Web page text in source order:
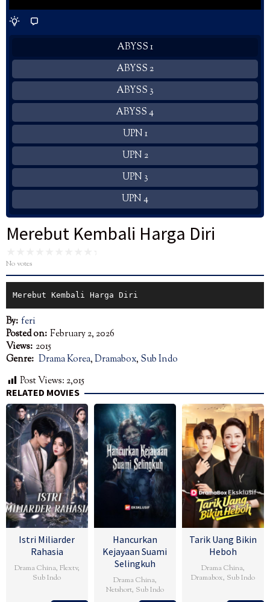
ABYSS 1
ABYSS 2
ABYSS 3
ABYSS 4
UPN 1
UPN 2
UPN 3
UPN 4
Merebut Kembali Harga Diri
No votes
Merebut Kembali Harga Diri
By: feri
Posted on: February 2, 2026
Views: 2015
Genre: Drama Korea,Dramabox, Sub Indo
Post Views:2,015
RELATED MOVIES
Istri Miliarder
Rahasia
Drama China, Flextv,
Sub Indo
Hancurkan
Kejayaan Suami
Selingkuh
Drama China,
Netshort, Sub Indo
Tarik Uang Bikin
Heboh
Drama China,
Dramabox, Sub Indo